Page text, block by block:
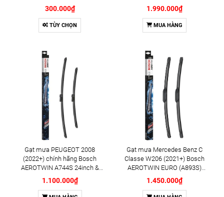
300.000₫
TÙY CHỌN
A006J xương mềm cao cấp
26inch & 19inch (339710006)
1.990.000₫
MUA HÀNG
Gạt mưa PEUGEOT 2008
(2022+) chính hãng Bosch
AEROTWIN A744S 24inch &
17inch (3397014744) - Bộ 2 cái
1.100.000₫
Gạt mưa Mercedes Benz C
Classe W206 (2021+) Bosch
AEROTWIN EURO (A893S)
chính hãng 22inch và 22inch
(3397009893) - Bộ 2 cái
1.450.000₫